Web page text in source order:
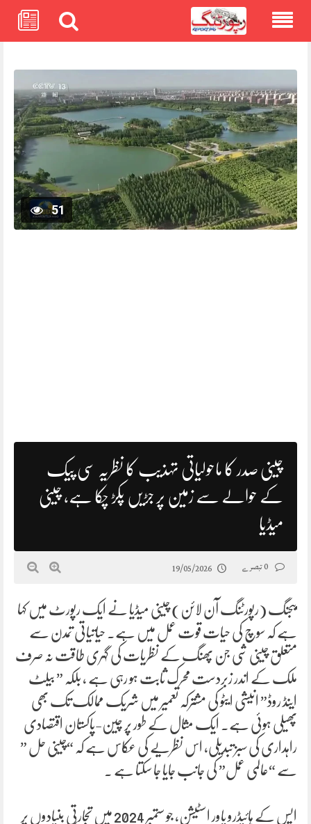
51
چینی صدر کا ماحولیاتی تہذیب کا نظریہ سی پیک
کے حوالے سے زمین پر جڑیں پکڑ چکا ہے، چینی
میڈیا
19/05/2026
بیجنگ (رپورٹنگ آن لائن) چینی میڈیا نے ایک رپورٹ میں کہا
ہے کہ سوچ کی حیات قوت عمل میں ہے۔ حیاتیاتی تمدن سے
متعلق چینی شی جن پھنگ کے نظریات کی گہری طاقت نہ صرف
ملک کے اندر زبردست محرک ثابت ہو رہی ہے ، بلکہ ” بیلٹ
اینڈ روڈ” انیشی ایٹو کی مشترکہ تعمیر میں شریک ممالک تک بھی
پھیلی ہوئی ہے۔ ایک مثال کے طور پر چین-پاکستان اقتصادی
راہداری کی سبز تبدیلی، اس نظریے کی عکاس ہے کہ “چینی حل ”
سے “عالمی عمل” کی جانب جایا جا سکتا ہے ۔
ایس کے ہائیڈرو پاور اسٹیشن، جو ستمبر 2024 میں تجارتی بنیادوں پر